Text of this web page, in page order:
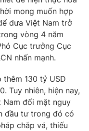
video
thao
sản
mong muốn hợp
đưa Việt Nam trở
vòng 4 năm
Cục trưởng Cục
nhấn mạnh.
130 tỷ USD
Tuy nhiên, hiện nay,
đối mặt nguy
đầu tư trong đó có
chắp vá, thiếu